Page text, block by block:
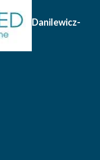
Danilewicz-